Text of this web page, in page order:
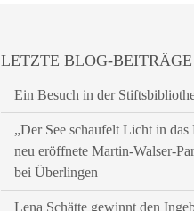
LETZTE BLOG-BEITRÄGE
Ein Besuch in der
„Der See schaufelt Licht in das
neu eröffnete Martin-Walser-
bei Überlingen
Lena Schätte gewinnt den